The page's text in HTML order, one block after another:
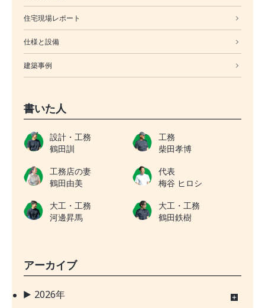
住宅現場レポート
仕様と設備
建築事例
書いた人
設計・工務
鶴田訓
工務
柴田孝博
工務店の妻
鶴田由美
代表
梅谷 ヒロシ
大工・工務
河邊昇馬
大工・工務
鶴田鉄樹
アーカイブ
2026年